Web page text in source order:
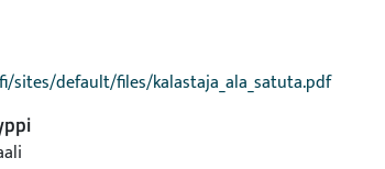
sites/default/files/kalastaja_ala_satuta.pdf